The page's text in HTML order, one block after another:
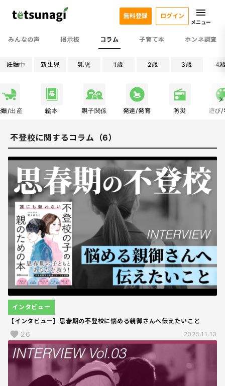
みんなの声 掲示板 コラム 子育て本 ホンネ調査
無料登録 ログイン
メニュー
妊娠中 新生児 乳児 1歳 2歳 3歳 4
娠/出産 絵本 親子関係 発達/発育 防災 遊び/
不登校に関するコラム（6）
【インタビュー】思春期の不登校に悩める親御さんへ伝えたいこと
インタビュー
26 2025.11.13